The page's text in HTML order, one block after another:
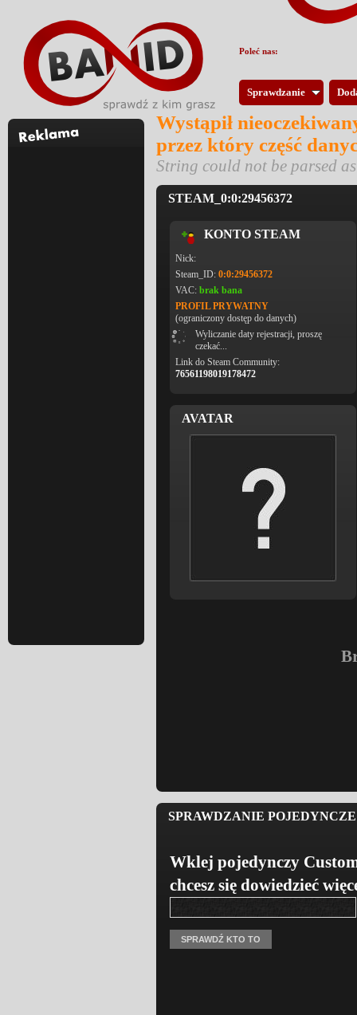
Sprawdzanie
Wystąpił
przez który część
String could not be parsed
STEAM_0:0:29456372
KONTO STEAM
Nick:
Steam_ID: 0:0:29456372
VAC: brak bana
PROFIL PRYWATNY
(ograniczony dostęp do danych)
Wyliczanie daty rejestracji, proszę
czekać...
Link do Steam Community:
76561198019178472
AVATAR
SPRAWDZANIE
Wklej pojedynczy
chcesz się dowiedzieć
Poleć nas: